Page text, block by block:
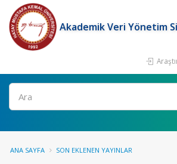
Akademik Veri Yönetim
Ara
ANA SAYFA SON EKLENEN YAYINLAR